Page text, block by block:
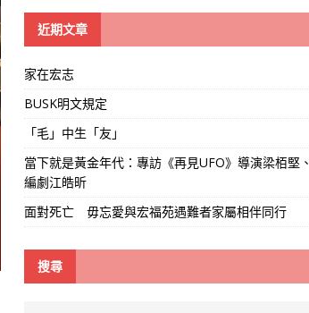
線
近期文章
家在宏志
BUSK明文規定
「毛」中生「友」
當下就是黃金年代：專訪《再見UFO》導演梁栢堅、
編劇江皓昕
面對死亡 毋忘愛與宏福苑遇難者家屬相伴同行
搜尋